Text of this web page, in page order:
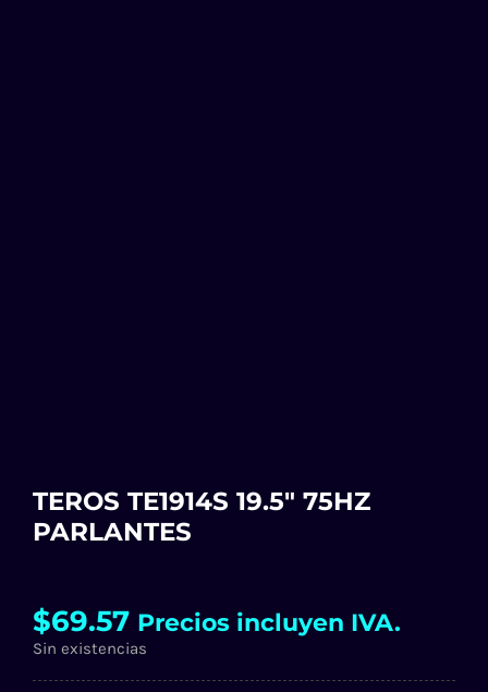
TEROS TE1914S 19.5″ 75HZ
PARLANTES
$69.57 Precios incluyen IVA.
Sin existencias